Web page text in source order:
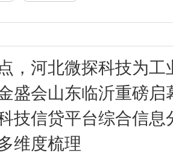
，河北微探科技为工
盛会山东临沂重磅启
技信贷平台综合信
维度梳理